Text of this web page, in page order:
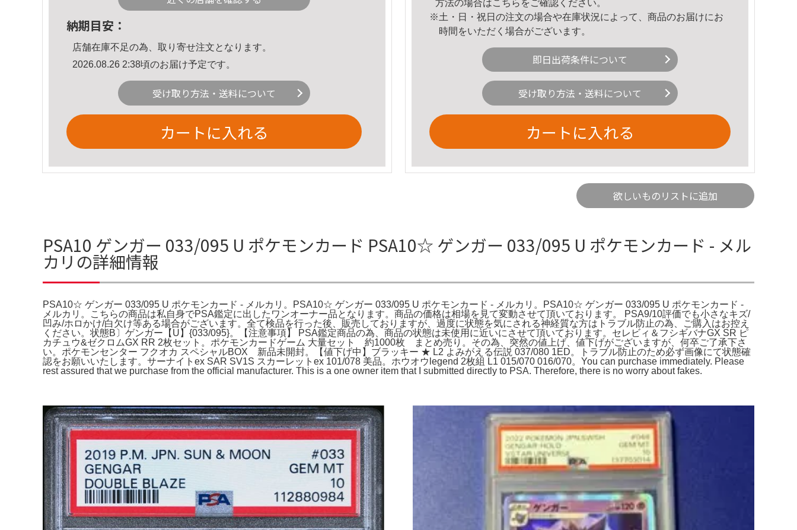
納期目安：
店舗在庫不足の為、取り寄せ注文となります。
2026.08.26 2:38頃のお届け予定です。
受け取り方法・送料について
カートに入れる
方法の場合はこちら をご確認ください。
※土・日・祝日の注文の場合や在庫状況によって、商品のお届けにお
時間をいただく場合がございます。
即日出荷条件について
受け取り方法・送料について
カートに入れる
欲しいものリストに追加
PSA10 ゲンガー 033/095 U ポケモンカード PSA10☆ ゲンガー 033/095 U ポケモンカード - メル
カリの詳細情報
PSA10☆ ゲンガー 033/095 U ポケモンカード - メルカリ。PSA10☆ ゲンガー 033/095 U ポケモンカード - メルカリ。PSA10☆ ゲンガー 033/095 U ポケモンカード -
メルカリ。こちらの商品は私自身でPSA鑑定に出したワンオーナー品となります。商品の価格は相場を見て変動させて頂いております。 PSA9/10評価でも小さなキズ/
凹み/ホロかけ/白欠け等ある場合がございます。全て検品を行った後、販売しておりますが、過度に状態を気にされる神経質な方はトラブル防止の為、ご購入はお控え
ください。状態B〕ゲンガー【U】{033/095}。【注意事項】 PSA鑑定商品の為、商品の状態は未使用に近いにさせて頂いております。セレビィ＆フシギバナGX SR ピ
カチュウ&ゼクロムGX RR 2枚セット。ポケモンカードゲーム 大量セット 約1000枚 まとめ売り。その為、突然の値上げ、値下げがございますが、何卒ご了承下さ
い。ポケモンセンター フクオカ スペシャルBOX 新品未開封。【値下げ中】ブラッキー ★ L2 よみがえる伝説 037/080 1ED。トラブル防止のため必ず画像にて状態確
認をお願いいたします。サーナイトex SAR SV1S スカーレットex 101/078 美品。ホウオウlegend 2枚組 L1 015/070 016/070。You can purchase immediately. Please
rest assured that we purchase from the official manufacturer. This is a one owner item that I submitted directly to PSA. Therefore, there is no worry about fakes.